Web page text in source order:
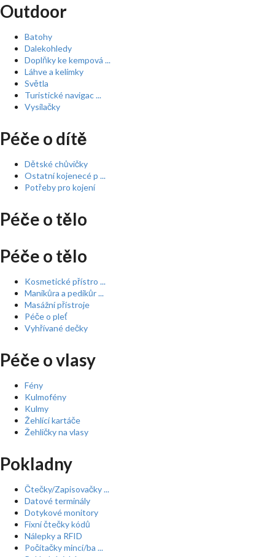
Outdoor
Batohy
Dalekohledy
Doplňky ke kempová ...
Láhve a kelímky
Světla
Turistické navigac ...
Vysílačky
Péče o dítě
Dětské chůvičky
Ostatní kojenecé p ...
Potřeby pro kojení
Péče o tělo
Péče o tělo
Kosmetické přístro ...
Manikůra a pedikůr ...
Masážní přístroje
Péče o pleť
Vyhřívané dečky
Péče o vlasy
Fény
Kulmofény
Kulmy
Žehlící kartáče
Žehličky na vlasy
Pokladny
Čtečky/Zapisovačky ...
Datové terminály
Dotykové monitory
Fixní čtečky kódů
Nálepky a RFID
Počítačky mincí/ba ...